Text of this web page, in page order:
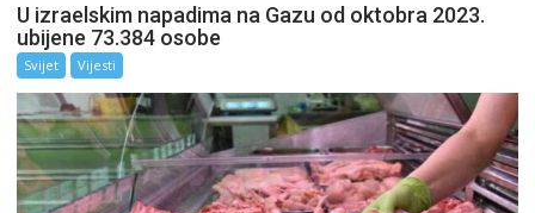
U izraelskim napadima na Gazu od oktobra 2023.
ubijene 73.384 osobe
Svijet Vijesti